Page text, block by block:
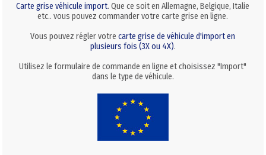
Carte grise véhicule import. Que ce soit en Allemagne, Belgique, Italie
etc.. vous pouvez commander votre carte grise en ligne.
Vous pouvez régler votrecarte grise de véhicule d'import en
plusieurs fois (3X ou 4X).
Utilisez le formulaire de commande en ligne et choisissez "Import"
dans le type de véhicule.